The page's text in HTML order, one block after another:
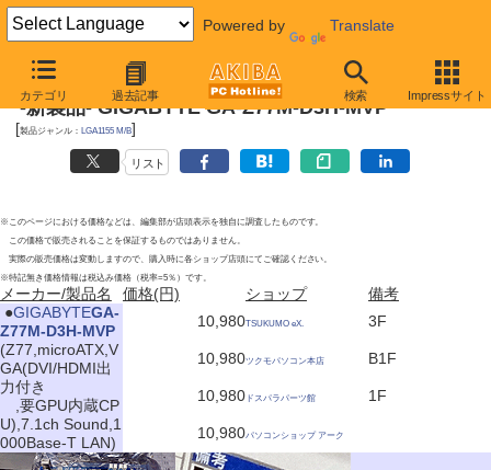
Powered by Translate
カテゴリ 過去記事 検索 Impressサイト
2012年6月16日
-新製品- GIGABYTE GA-Z77M-D3H-MVP
[製品ジャンル： LGA1155 M/B]
リスト
※このページにおける価格などは、編集部が店頭表示を独自に調査したものです。
この価格で販売されることを保証するものではありません。
実際の販売価格は変動しますので、購入時に各ショップ店頭にてご確認ください。
※特記無き価格情報は税込み価格（税率=5％）です。
メーカー/製品名 価格(円) ショップ
備考
●GIGABYTEGA-
Z77M-D3H-MVP
(Z77,microATX,V
GA(DVI/HDMI出
力付き
,要GPU内蔵CP
U),7.1ch Sound,1
000Base-T LAN)
10,980TSUKUMO eX. 3F
10,980ツクモパソコン本店 B1F
10,980 ドスパラパーツ館 1F
10,980パソコンショップ アーク